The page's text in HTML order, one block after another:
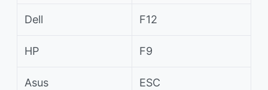
Dell F12
HP F9
Asus ESC